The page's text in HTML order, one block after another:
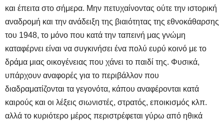
και έπειτα στο σήμερα. Μην πετυχαίνοντας ούτε την ιστορική
αναδρομή και την ανάδειξη της βιαιότητας της εθνοκάθαρσης
του 1948, το μόνο που κατά την ταπεινή μας γνώμη
καταφέρνει είναι να συγκινήσει ένα πολύ ευρύ κοινό με το
δράμα μιας οικογένειας που χάνει το παιδί της. Φυσικά,
υπάρχουν αναφορές για το περιβάλλον που
διαδραματίζονται τα γεγονότα, κάπου αναφέρονται κατά
καιρούς και οι λέξεις σιωνιστές, στρατός, εποικισμός κλπ.
αλλά το κυριότερο μέρος περιστρέφεται γύρω από ηθικά